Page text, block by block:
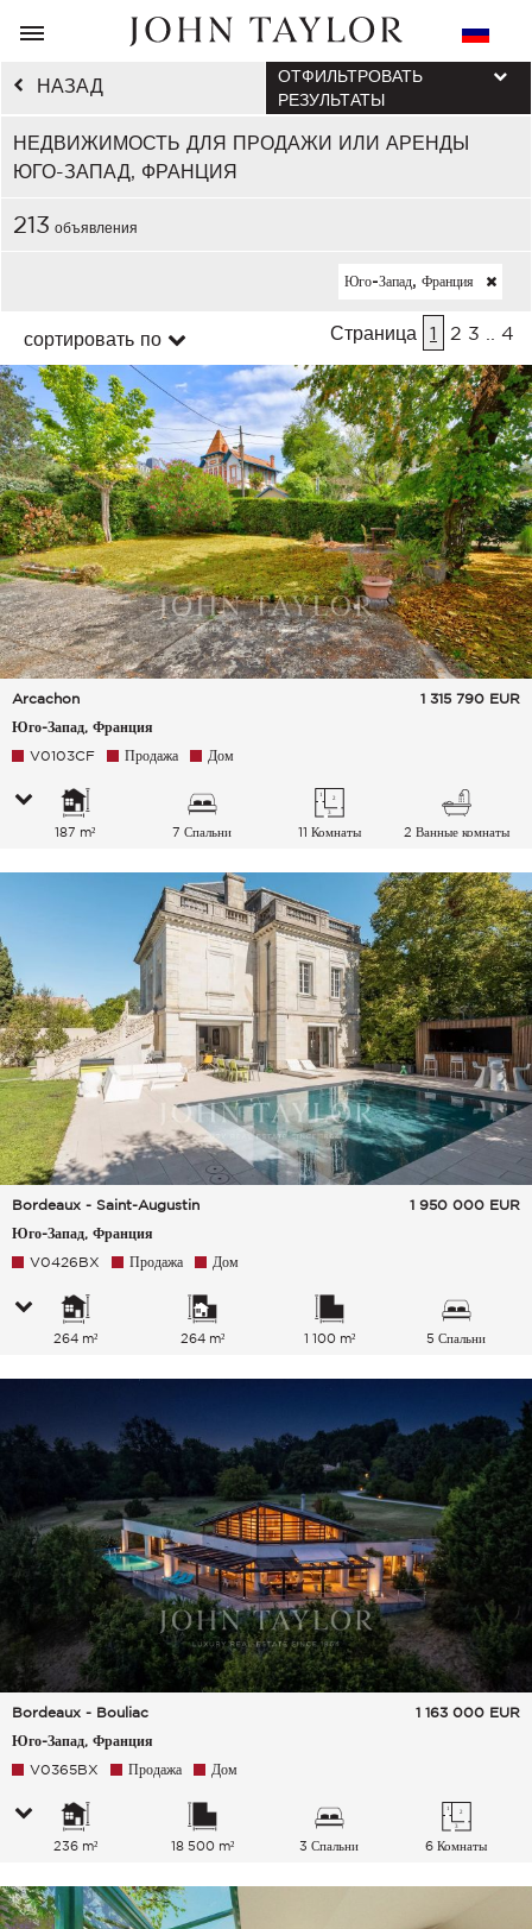
НАЗАД
НЕДВИЖИМОСТЬ ДЛЯ ПРОДАЖИ ИЛИ АРЕНДЫ
ЮГО-ЗАПАД, ФРАНЦИЯ
ОТФИЛЬТРОВАТЬ
РЕЗУЛЬТАТЫ
213 объявления
Юго-Запад, Франция
сортировать по Страница 1 2 3 4
Arcachon
Юго-Запад, Франция
1 315 790 EUR
V0103CF Продажа Дом
187 m² 7 Спальни 11 Комнаты 2 Ванные комнаты
Bordeaux - Saint-Augustin
Юго-Запад, Франция
1 950 000 EUR
V0426BX Продажа Дом
264 m² 264 m² 1 100 m² 5 Спальни
Bordeaux - Bouliac
Юго-Запад, Франция
1 163 000 EUR
V0365BX Продажа Дом
236 m² 18 500 m² 3 Спальни 6 Комнаты